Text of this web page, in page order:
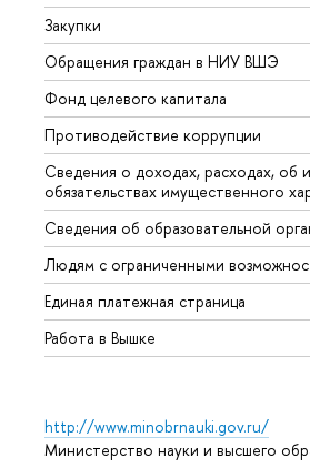
Закупки
Обращения граждан в НИУ ВШЭ
Фонд целевого капитала
Противодействие коррупции
Сведения о доходах, расходах, об
обязательствах имущественного
Сведения об образовательной
Людям с ограниченными
Единая платежная страница
Работа в Вышке
http://www.minobrnauki.gov.ru/
Министерство науки и высшего